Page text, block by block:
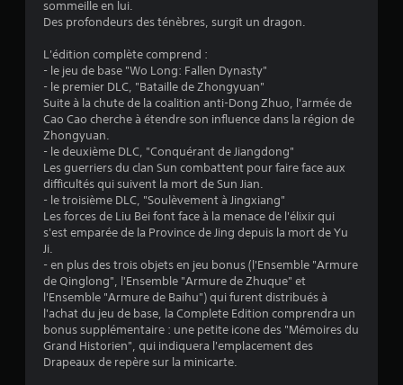
5
1
4
sommeille en lui.
Des profondeurs des ténèbres, surgit un dragon.
L'édition complète comprend :
- le jeu de base "Wo Long: Fallen Dynasty"
- le premier DLC, "Bataille de Zhongyuan"
Suite à la chute de la coalition anti-Dong Zhuo, l'armée de
Cao Cao cherche à étendre son influence dans la région de
Zhongyuan.
- le deuxième DLC, "Conquérant de Jiangdong"
Les guerriers du clan Sun combattent pour faire face aux
difficultés qui suivent la mort de Sun Jian.
- le troisième DLC, "Soulèvement à Jingxiang"
Les forces de Liu Bei font face à la menace de l'élixir qui
s'est emparée de la Province de Jing depuis la mort de Yu
Ji.
- en plus des trois objets en jeu bonus (l'Ensemble "Armure
de Qinglong", l'Ensemble "Armure de Zhuque" et
l'Ensemble "Armure de Baihu") qui furent distribués à
l'achat du jeu de base, la Complete Edition comprendra un
bonus supplémentaire : une petite icone des "Mémoires du
Grand Historien", qui indiquera l'emplacement des
Drapeaux de repère sur la minicarte.